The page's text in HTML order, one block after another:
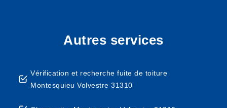
Autres services
Vérification et recherche fuite de toiture
Montesquieu Volvestre 31310